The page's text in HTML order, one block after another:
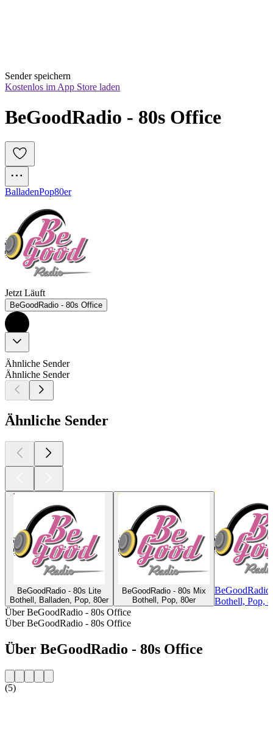
Sender speichern
Kostenlos im App Store laden
BeGoodRadio - 80s Office
BalladenPop80er
Jetzt Läuft
BeGoodRadio - 80s Office
Ähnliche Sender
Ähnliche Sender
Ähnliche Sender
BeGoodRadio - 80s Lite
Bothell, Balladen, Pop, 80er
BeGoodRadio - 80s Mix
Bothell, Pop, 80er
BeGoodRadio
Bothell, Pop,
Über BeGoodRadio - 80s Office
Über BeGoodRadio - 80s Office
Über BeGoodRadio - 80s Office
(5)